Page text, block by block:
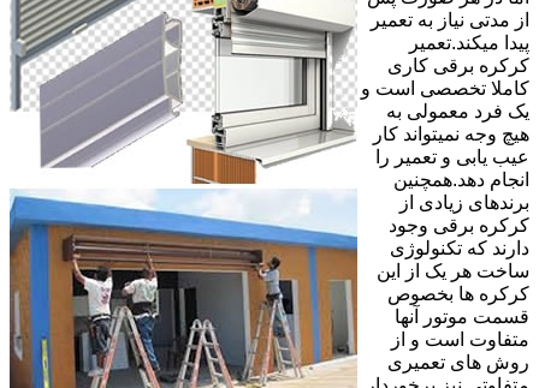
از مدتی نیاز به تعمیر
پیدا میکند.تعمیر
کرکره برقی کاری
کاملا تخصصی است و
یک فرد معمولی به
هیچ وجه نمیتواند کار
عیب یابی و تعمیر را
انجام دهد.همچنین
برندهای زیادی از
کرکره برقی وجود
دارند که تکنولوژی
ساخت هر یک از این
کرکره ها بخصوص
قسمت موتور آنها
متفاوت است و از
روش های تعمیری